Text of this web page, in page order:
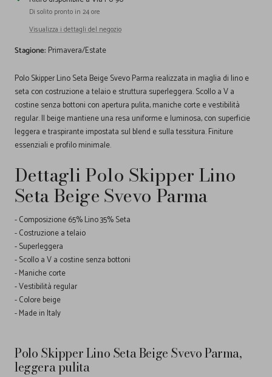
Di solito pronto in 24 ore
Visualizza i dettagli del negozio
Stagione: Primavera/Estate
Polo Skipper Lino Seta Beige Svevo Parma realizzata in maglia di lino e
seta con costruzione a telaio e struttura superleggera. Scollo a V a
costine senza bottoni con apertura pulita, maniche corte e vestibilità
regular. Il beige mantiene una resa uniforme e luminosa, con superficie
leggera e traspirante impostata sul blend e sulla tessitura. Finiture
essenziali e profilo minimale.
Dettagli Polo Skipper Lino
Seta Beige Svevo Parma
- Composizione 65% Lino 35% Seta
- Costruzione a telaio
- Superleggera
- Scollo a V a costine senza bottoni
- Maniche corte
- Vestibilità regular
- Colore beige
- Made in Italy
Polo Skipper Lino Seta Beige Svevo Parma,
leggera pulita